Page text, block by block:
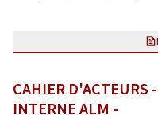
CAHIER D'ACTEURS -
INTERNE ALM -